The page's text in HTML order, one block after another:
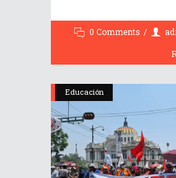
0 Comments
Educación